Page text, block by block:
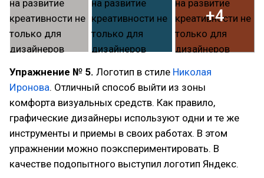
+4
Упражнение № 5. Логотип в стиле Николая
Иронова. Отличный способ выйти из зоны
комфорта визуальных средств. Как правило,
графические дизайнеры используют одни и те же
инструменты и приемы в своих работах. В этом
упражнении можно поэкспериментировать. В
качестве подопытного выступил логотип Яндекс.